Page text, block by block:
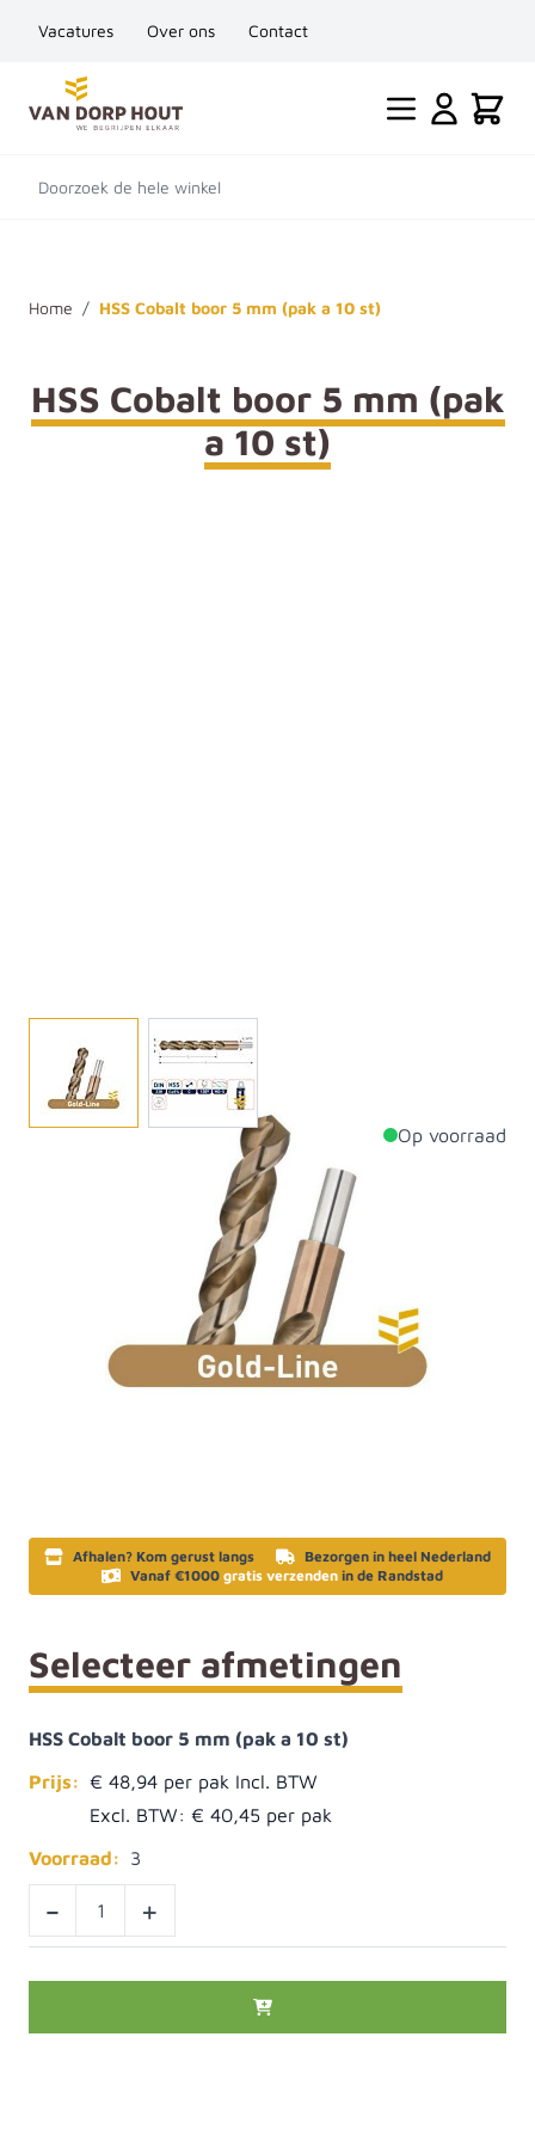
Vacatures Over ons Contact
Ga naar de inhoud
Cart
Doorzoek de hele winkel
Home / HSS Cobalt boor 5 mm (pak a 10 st)
HSS Cobalt boor 5 mm (pak
a 10 st)
Op voorraad
Productdetails
5mm
86mm
Staal
Artikelcategorie
Gereedschap
Afhalen? Kom gerust langs
Bezorgen in heel Nederland
Vanaf €1000 gratis verzenden in de Randstad
Selecteer afmetingen
HSS Cobalt boor 5 mm (pak a 10 st)
Prijs: € 48,94
Excl. BTW: € 40,45
Voorraad:
3
- +